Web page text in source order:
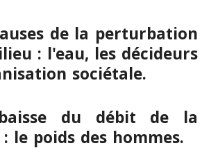
de la perturbation
: l'eau, les décideurs
sociétale.
du débit de la
le poids des hommes.